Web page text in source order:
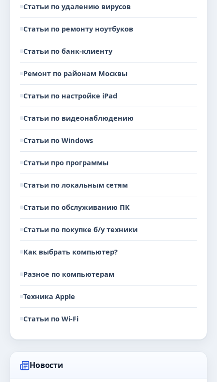
Статьи по удалению вирусов
Статьи по ремонту ноутбуков
Статьи по банк-клиенту
Ремонт по районам Москвы
Статьи по настройке iPad
Статьи по видеонаблюдению
Статьи по Windows
Статьи про программы
Статьи по локальным сетям
Статьи по обслуживанию ПК
Статьи по покупке б/у техники
Как выбрать компьютер?
Разное по компьютерам
Техника Apple
Статьи по Wi-Fi
Новости